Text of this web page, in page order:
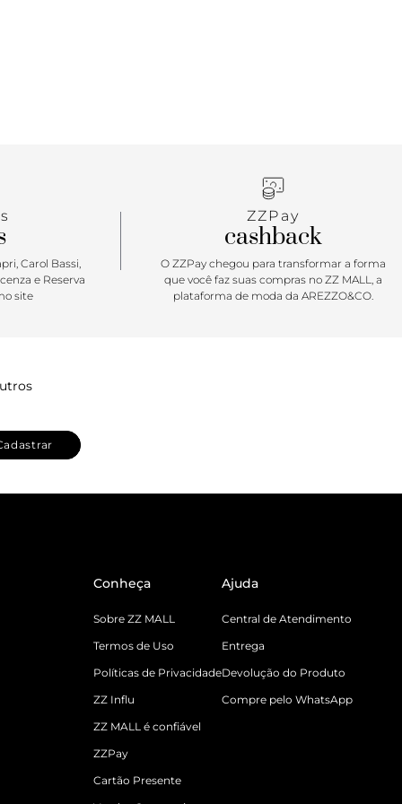
Carol Bassi,
e Reserva
site
ZZPay
cashback
O ZZPay chegou para transformar a forma
que você faz suas compras no ZZ MALL, a
plataforma de moda da AREZZO&CO.
Conheça
Sobre ZZ MALL
Termos de Uso
Políticas de Privacidade
ZZ Influ
ZZ MALL é confiável
ZZPay
Cartão Presente
Ajuda
Central de Atendimento
Entrega
Devolução do Produto
Compre pelo WhatsApp